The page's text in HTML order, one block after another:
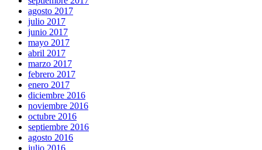
agosto 2017
julio 2017
junio 2017
mayo 2017
abril 2017
marzo 2017
febrero 2017
enero 2017
diciembre 2016
noviembre 2016
octubre 2016
septiembre 2016
agosto 2016
julio 2016